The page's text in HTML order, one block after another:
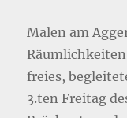
Malen am
Räumlichkeiten
freies,
3.ten Freitag